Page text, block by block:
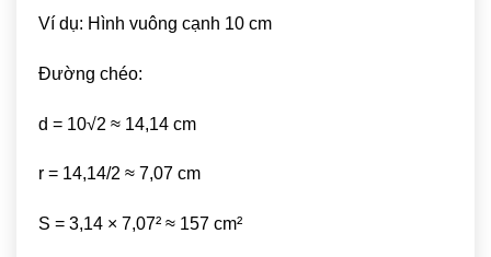
Ví dụ: Hình vuông cạnh 10 cm
Đường chéo:
d = 10√2 ≈ 14,14 cm
r = 14,14/2 ≈ 7,07 cm
S = 3,14 × 7,07² ≈ 157 cm²